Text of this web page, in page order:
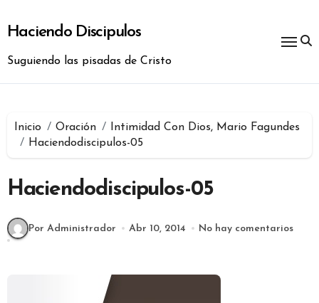
contenido
Haciendo Discipulos
Suguiendo las pisadas de Cristo
Inicio Oración
Intimidad Con Dios, Mario Fagundes
Haciendodiscipulos-05
Haciendodiscipulos-05
Por Administrador Abr 10, 2014 No hay comentarios